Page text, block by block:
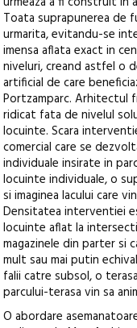
Toata suprapunerea de
urmarita, evitandu-se
imensa aflata exact in
niveluri, creand astfel o
artificial de care
Portzamparc. Arhitectul
ridicat fata de nivelul
locuinte. Scara
comercial care se
individuale insirate in
locuinte individuale, o
si imaginea lacului care
Densitatea interventiei
locuinte aflat la
magazinele din parter si
mult sau mai putin
falii catre subsol, o
parcului-terasa vin sa
O abordare